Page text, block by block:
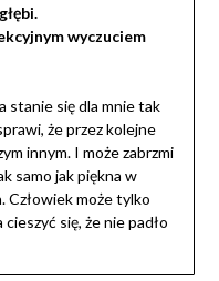
wyczuciem
stanie się dla mnie tak
że przez kolejne
innym. I może zabrzmi
samo jak piękna w
może tylko
się, że nie padło